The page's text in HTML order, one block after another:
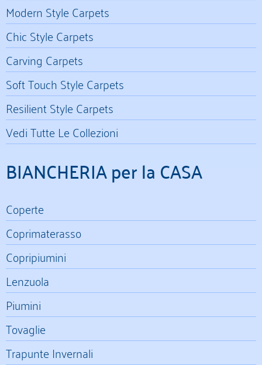
Modern Style Carpets
Chic Style Carpets
Carving Carpets
Soft Touch Style Carpets
Resilient Style Carpets
Vedi Tutte Le Collezioni
BIANCHERIA per la CASA
Coperte
Coprimaterasso
Copripiumini
Lenzuola
Piumini
Tovaglie
Trapunte Invernali